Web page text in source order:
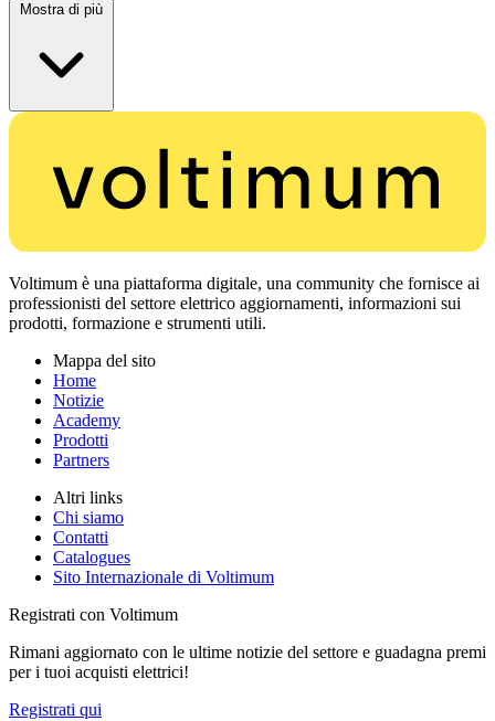
Mostra di più
Voltimum è una piattaforma digitale, una community che fornisce ai
professionisti del settore elettrico aggiornamenti, informazioni sui
prodotti, formazione e strumenti utili.
Mappa del sito
Home
Notizie
Academy
Prodotti
Partners
Altri links
Chi siamo
Contatti
Catalogues
Sito Internazionale di Voltimum
Registrati con Voltimum
Rimani aggiornato con le ultime notizie del settore e guadagna premi
per i tuoi acquisti elettrici!
Registrati qui